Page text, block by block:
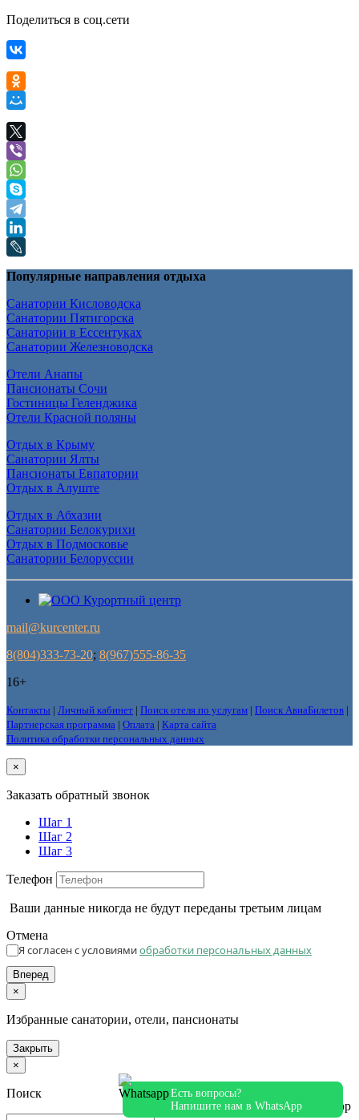
Поделиться в соц.сети
Популярные направления отдыха
Санатории Кисловодска
Санатории Пятигорска
Санатории в Ессентуках
Санатории Железноводска
Отели Анапы
Пансионаты Сочи
Гостиницы Геленджика
Отели Красной поляны
Отдых в Крыму
Санатории Ялты
Пансионаты Евпатории
Отдых в Алуште
Отдых в Абхазии
Санатории Белокурихи
Отдых в Подмосковье
Санатории Белоруссии
mail@kurcenter.ru
8(804)333-73-20; 8(967)555-86-35
16+
Контакты | Личный кабинет | Поиск отеля по услугам | Поиск АвиаБилетов |
Партнерская программа | Оплата | Карта сайта
Политика обработки персональных данных
Есть вопросы?
Напишите нам в WhatsApp
×
Заказать обратный звонок
Шаг 1
Шаг 2
Шаг 3
Телефон
Ваши данные никогда не будут переданы третьим лицам
Отмена
Я согласен с условиямиобработки персональных данных
Вперед
×
Избранные санатории, отели, пансионаты
Закрыть
×
Поиск